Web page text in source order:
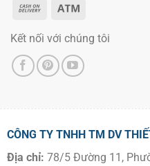
Kết nối với chúng tôi
CÔNG TY TNHH TM DV
Địa chỉ: 78/5 Đường 11,